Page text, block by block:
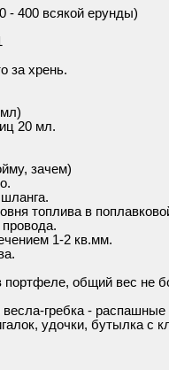
- 400 всякой ерунды)
за хрень.
20 мл.
зачем)
топлива в
1-2 кв.мм.
общий вес не
весла-гребка -
удочки, бутылка с